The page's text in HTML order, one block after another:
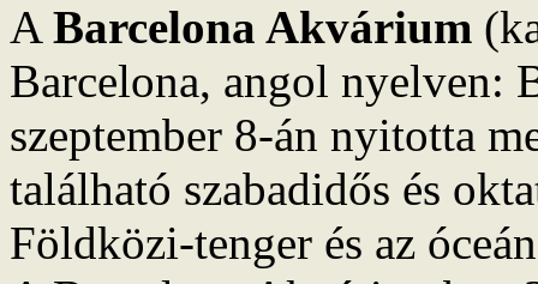
A Barcelona Akvárium
Barcelona, angol nyelven:
szeptember 8-án nyitotta
található szabadidős és
Földközi-tenger és az